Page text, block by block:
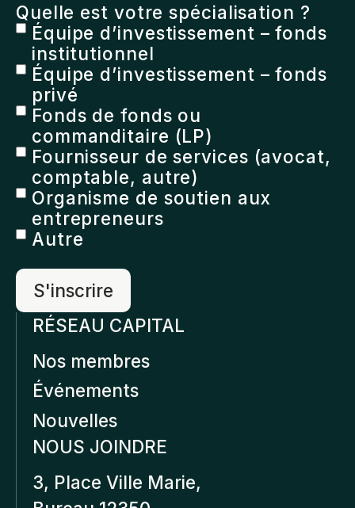
Quelle est votre spécialisation ?
Équipe d’investissement – fonds
institutionnel
Équipe d’investissement – fonds
privé
Fonds de fonds ou
commanditaire (LP)
Fournisseur de services (avocat,
comptable, autre)
Organisme de soutien aux
entrepreneurs
Autre
RÉSEAU CAPITAL
Nos membres
Événements
Nouvelles
NOUS JOINDRE
3, Place Ville Marie,